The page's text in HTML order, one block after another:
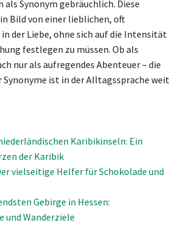
als Synonym gebräuchlich. Diese
Bild von einer lieblichen, oft
der Liebe, ohne sich auf die Intensität
festlegen zu müssen. Ob als
nur als aufregendes Abenteuer – die
Synonyme ist in der Alltagssprache weit
Karibikinseln: Ein
der Karibik
vielseitige Helfer für Schokolade und
Gebirge in Hessen:
und Wanderziele